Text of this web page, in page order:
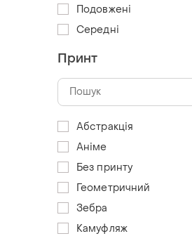
Подовжені
Середні
Принт
Абстракція
Аніме
Без принту
Геометричний
Зебра
Камуфляж